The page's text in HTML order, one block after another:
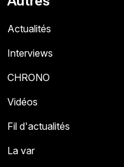
Actualités
Interviews
CHRONO
Vidéos
Fil d'actualités
La var